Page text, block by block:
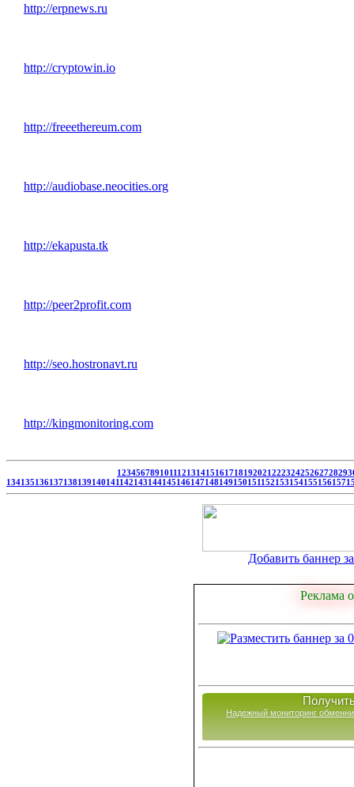
http://erpnews.ru
http://cryptowin.io
http://freeethereum.com
http://audiobase.neocities.org
http://ekapusta.tk
http://peer2profit.com
http://seo.hostronavt.ru
http://kingmonitoring.com
1234567891011121314151617181920212223242526272829
134135136137138139140141142143144145146147148149150151152153154155156157
Добавить баннер
Реклама
Надежный мониторинг